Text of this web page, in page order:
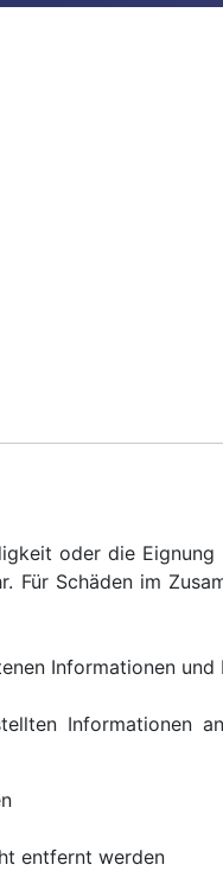
oder die
Für Schäden im
Informationen
Informationen
entfernt werden